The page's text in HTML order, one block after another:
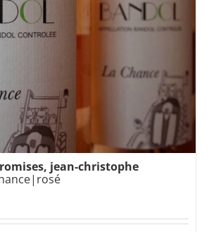
jean-christophe